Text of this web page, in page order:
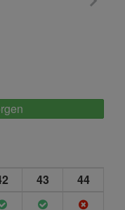
43
44